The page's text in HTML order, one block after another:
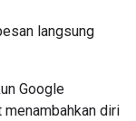
langsung
Google
diri